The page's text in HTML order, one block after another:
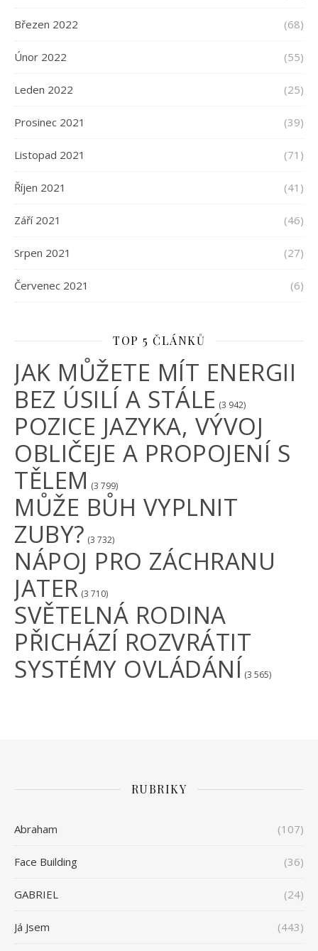
Březen 2022 (68)
Únor 2022 (55)
Leden 2022 (25)
Prosinec 2021 (39)
Listopad 2021 (71)
Říjen 2021 (41)
Září 2021 (46)
Srpen 2021 (27)
Červenec 2021 (6)
TOP 5 ČLÁNKŮ
JAK MŮŽETE MÍT ENERGII
BEZ ÚSILÍ A STÁLE (3 942)
POZICE JAZYKA, VÝVOJ
OBLIČEJE A PROPOJENÍ S
TĚLEM (3 799)
MŮŽE BŮH VYPLNIT
ZUBY? (3 732)
NÁPOJ PRO ZÁCHRANU
JATER (3 710)
SVĚTELNÁ RODINA
PŘICHÁZÍ ROZVRÁTIT
SYSTÉMY OVLÁDÁNÍ (3 565)
RUBRIKY
Abraham (107)
Face Building (36)
GABRIEL (24)
Já Jsem (443)